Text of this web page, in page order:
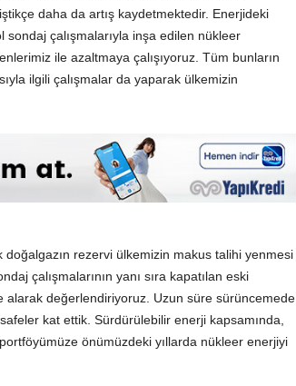
daha da artış kaydetmektedir. Enerjideki
sondaj çalışmalarıyla inşa edilen nükleer
ile azaltmaya çalışıyoruz. Tüm bunların
ilgili çalışmalar da yaparak ülkemizin
rezervi ülkemizin makus talihi yenmesi
çalışmalarının yanı sıra kapatılan eski
alarak değerlendiriyoruz. Uzun süre sürüncemede
kat ettik. Sürdürülebilir enerji kapsamında,
önümüzdeki yıllarda nükleer enerjiyi